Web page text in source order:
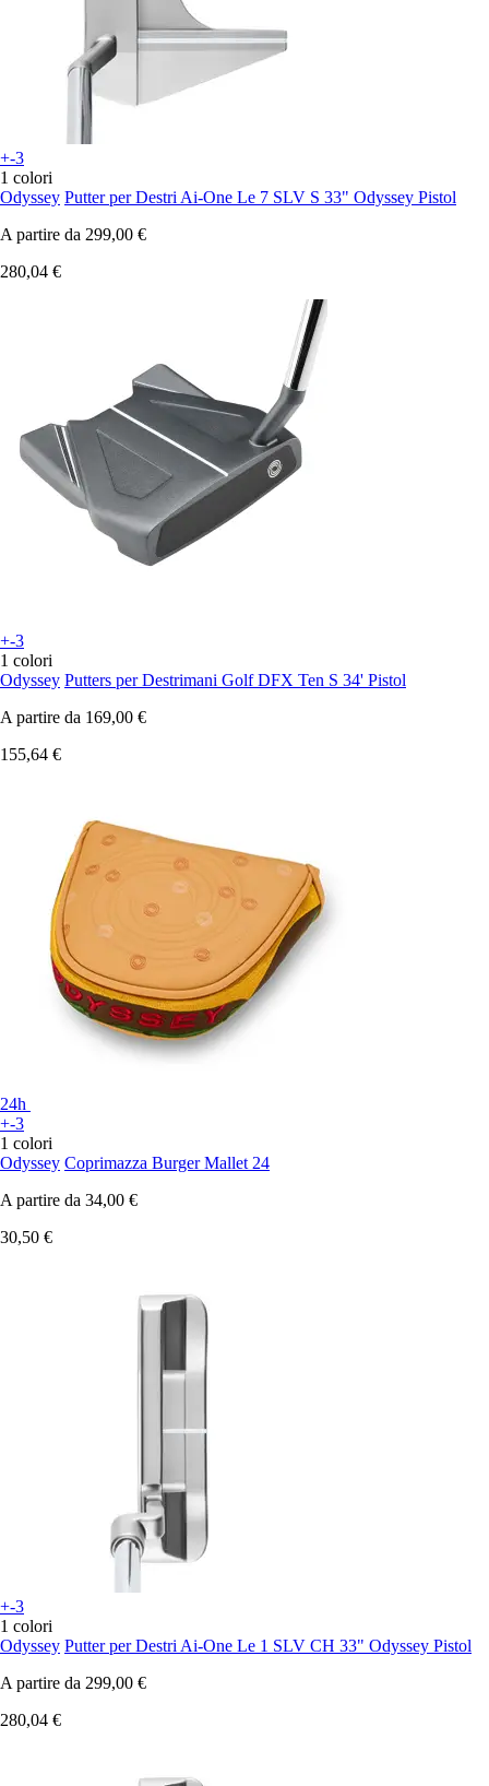
+-3
1 colori
Odyssey Putter per Destri Ai-One Le 7 SLV S 33" Odyssey Pistol
A partire da 299,00 €
280,04 €
+-3
1 colori
Odyssey Putters per Destrimani Golf DFX Ten S 34' Pistol
A partire da 169,00 €
155,64 €
24h
+-3
1 colori
Odyssey Coprimazza Burger Mallet 24
A partire da 34,00 €
30,50 €
+-3
1 colori
Odyssey Putter per Destri Ai-One Le 1 SLV CH 33" Odyssey Pistol
A partire da 299,00 €
280,04 €